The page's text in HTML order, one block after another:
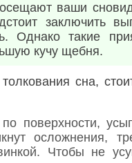
ваши
заключить
Однако такие
кучу щебня.
сна,
поверхности,
осложнения,
Чтобы не